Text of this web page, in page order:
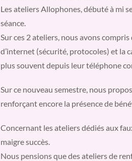
Les ateliers Allophones, débuté à mi
séance.
Sur ces 2 ateliers, nous avons
d’internet (sécurité, protocoles) et la
plus souvent depuis leur téléphone
Sur ce nouveau semestre, nous
renforçant encore la présence de
Concernant les ateliers dédiés aux
maigre succès.
Nous pensions que des ateliers de